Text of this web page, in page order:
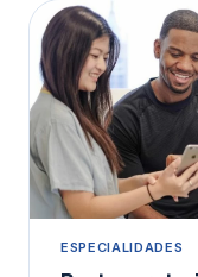
ESPECIALIDADES